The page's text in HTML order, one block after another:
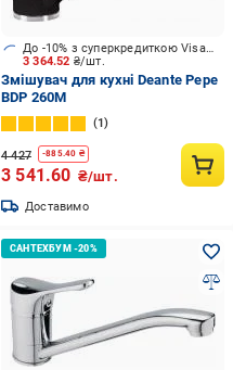
3 364.52 ₴/шт.
До -10% з суперкредиткою Visa Вигода
Змішувач для кухні Deante Pepe
BDP 260M
1
4 427 -885.40 ₴
3 541.60 ₴/шт.
Доставимо